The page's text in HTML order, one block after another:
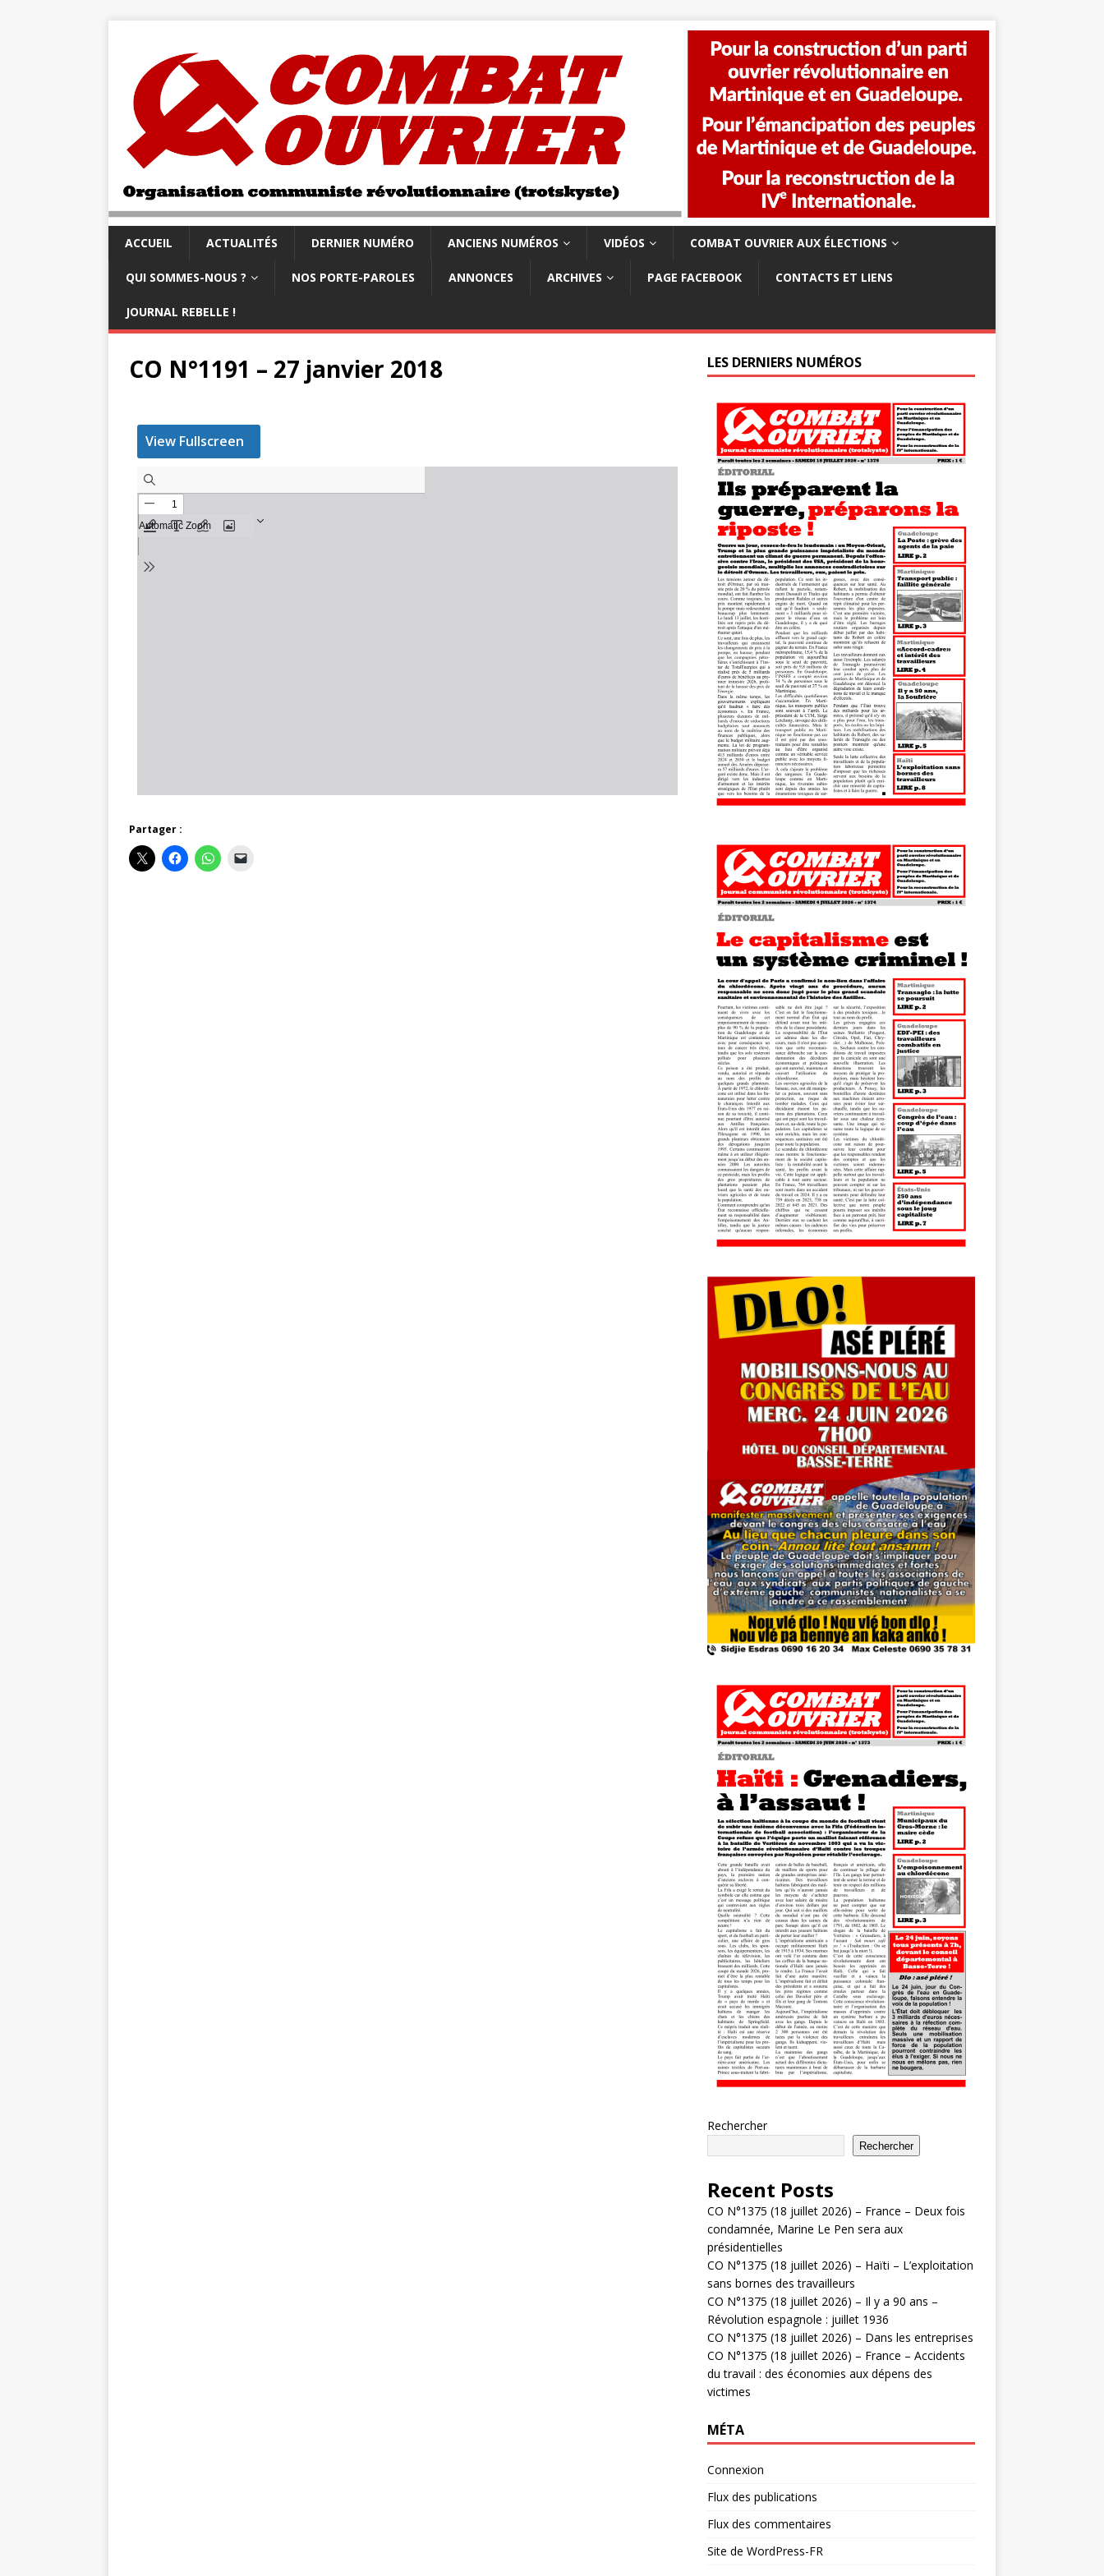
ACCUEIL ACTUALITÉS DERNIER NUMÉRO ANCIENS NUMÉROS VIDÉOS COMBAT OUVRIER AUX ÉLECTIONS
QUI SOMMES-NOUS ? NOS PORTE-PAROLES ANNONCES ARCHIVES PAGE FACEBOOK CONTACTS ET LIENS
JOURNAL REBELLE !
CO N°1191 – 27 janvier 2018
View Fullscreen
Partager :
LES DERNIERS NUMÉROS
Rechercher
Rechercher
Recent Posts
CO N°1375 (18 juillet 2026) – France – Deux fois
condamnée, Marine Le Pen sera aux
présidentielles
CO N°1375 (18 juillet 2026) – Haïti – L’exploitation
sans bornes des travailleurs
CO N°1375 (18 juillet 2026) – Il y a 90 ans –
Révolution espagnole : juillet 1936
CO N°1375 (18 juillet 2026) – Dans les entreprises
CO N°1375 (18 juillet 2026) – France – Accidents
du travail : des économies aux dépens des
victimes
MÉTA
Connexion
Flux des publications
Flux des commentaires
Site de WordPress-FR